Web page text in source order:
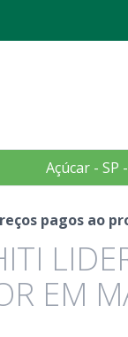
Açúcar - SP
pagos ao
EM